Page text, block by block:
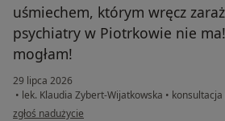
uśmiechem, którym wręcz
psychiatry w Piotrkowie nie
mogłam!
29 lipca 2026
• lek. Klaudia Zybert-Wijatkowska •
w opinii użytkownika Roxana
zgłoś nadużycie